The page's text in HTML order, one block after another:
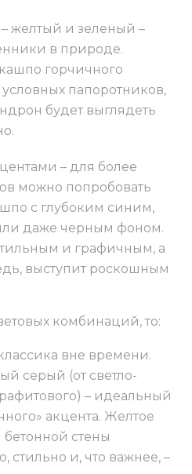
желтый и зеленый –
в природе.
горчичного
папоротников,
будет выглядеть
– для более
можно попробовать
с глубоким синим,
даже черным фоном.
и графичным, а
выступит роскошным
комбинаций, то:
вне времени.
серый (от светло-
– идеальный
акцента. Желтое
стены
стильно и, что важнее, –